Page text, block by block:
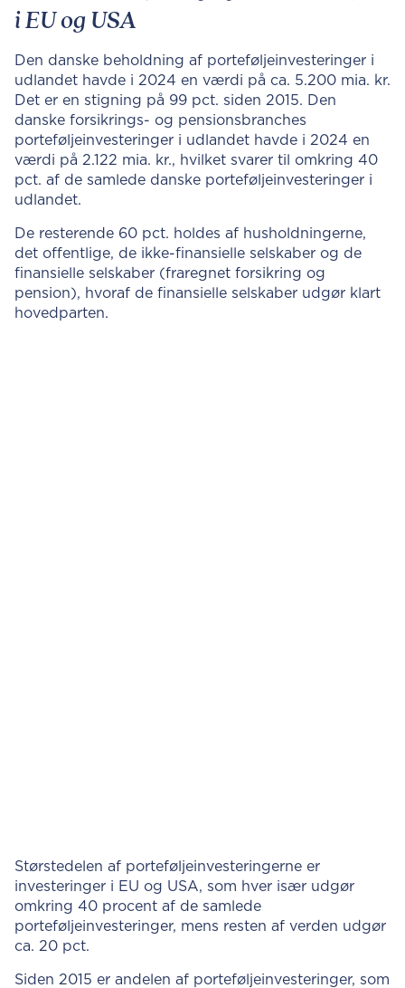
i EU og USA
Den danske beholdning af porteføljeinvesteringer i
udlandet havde i 2024 en værdi på ca. 5.200 mia. kr.
Det er en stigning på 99 pct. siden 2015. Den
danske forsikrings- og pensionsbranches
porteføljeinvesteringer i udlandet havde i 2024 en
værdi på 2.122 mia. kr., hvilket svarer til omkring 40
pct. af de samlede danske porteføljeinvesteringer i
udlandet.
De resterende 60 pct. holdes af husholdningerne,
det offentlige, de ikke-finansielle selskaber og de
finansielle selskaber (fraregnet forsikring og
pension), hvoraf de finansielle selskaber udgør klart
hovedparten.
Størstedelen af porteføljeinvesteringerne er
investeringer i EU og USA, som hver især udgør
omkring 40 procent af de samlede
porteføljeinvesteringer, mens resten af verden udgør
ca. 20 pct.
Siden 2015 er andelen af porteføljeinvesteringer, som